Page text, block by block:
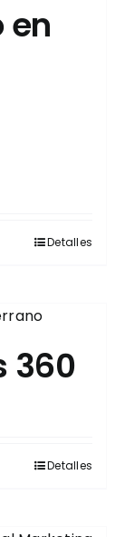
en
Detalles
360
Detalles